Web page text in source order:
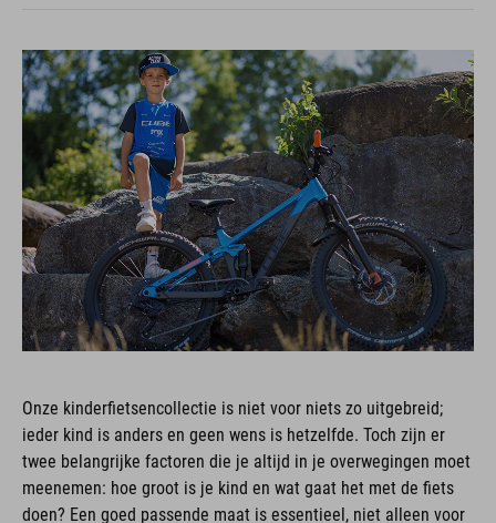
Onze kinderfietsencollectie is niet voor niets zo uitgebreid;
ieder kind is anders en geen wens is hetzelfde. Toch zijn er
twee belangrijke factoren die je altijd in je overwegingen moet
meenemen: hoe groot is je kind en wat gaat het met de fiets
doen? Een goed passende maat is essentieel, niet alleen voor